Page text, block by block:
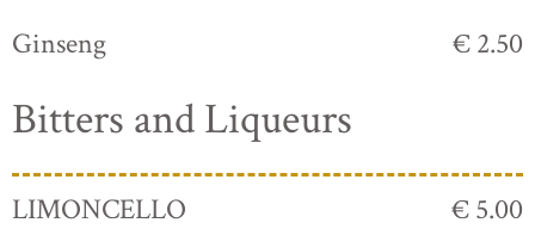
Ginseng
€ 2.50
Bitters and Liqueurs
LIMONCELLO € 5.00